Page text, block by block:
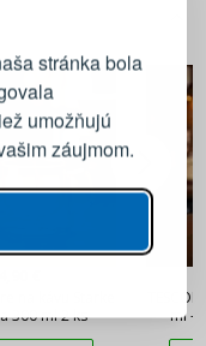
stránka bola
umožňujú
záujmom.
300 ml 2 ks
ml -
účtu